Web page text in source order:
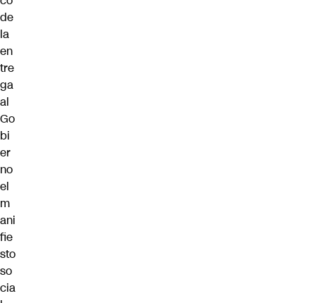
de
la
en
tre
ga
al
Go
bi
er
no
el
m
ani
fie
sto
so
cia